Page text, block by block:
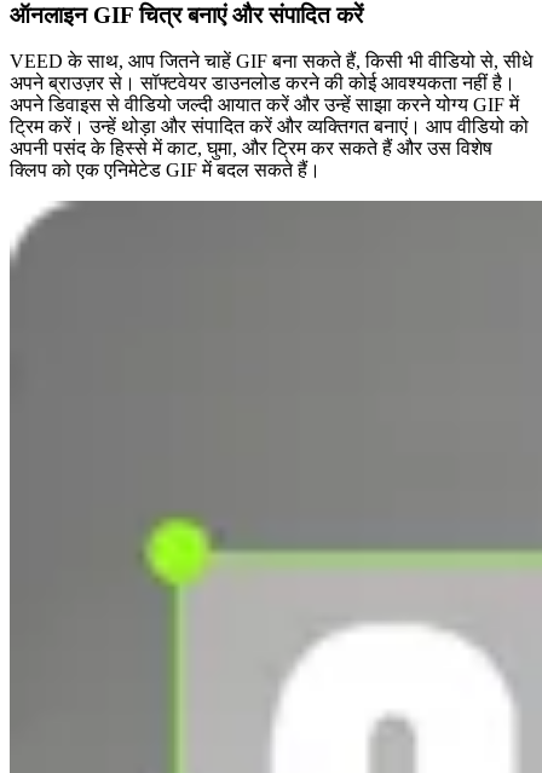
ऑनलाइन GIF चित्र बनाएं और संपादित करें
VEED के साथ, आप जितने चाहें GIF बना सकते हैं, किसी भी वीडियो से, सीधे
अपने ब्राउज़र से। सॉफ्टवेयर डाउनलोड करने की कोई आवश्यकता नहीं है।
अपने डिवाइस से वीडियो जल्दी आयात करें और उन्हें साझा करने योग्य GIF में
ट्रिम करें। उन्हें थोड़ा और संपादित करें और व्यक्तिगत बनाएं। आप वीडियो को
अपनी पसंद के हिस्से में काट, घुमा, और ट्रिम कर सकते हैं और उस विशेष
क्लिप को एक एनिमेटेड GIF में बदल सकते हैं।